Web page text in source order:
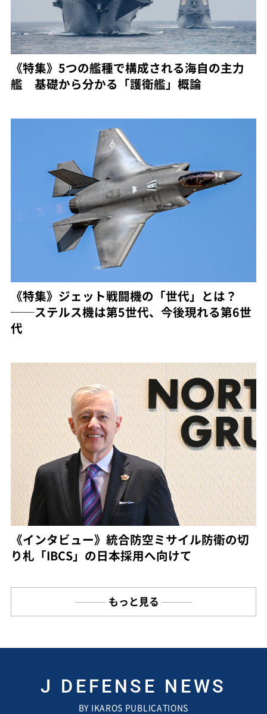
《特集》5つの艦種で構成される海自の主力
艦 基礎から分かる「護衛艦」概論
《特集》ジェット戦闘機の「世代」とは？
──ステルス機は第5世代、今後現れる第6世
代
《インタビュー》統合防空ミサイル防衛の切
り札「IBCS」の日本採用へ向けて
もっと見る
J DEFENSE NEWS
BY IKAROS PUBLICATIONS